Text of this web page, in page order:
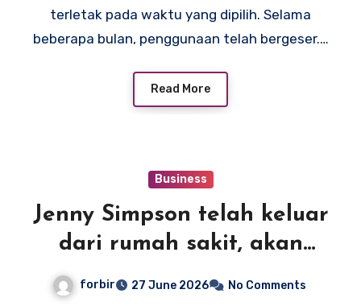
terletak pada waktu yang dipilih. Selama
beberapa bulan, penggunaan telah bergeser.…
Read More
Business
Jenny Simpson telah keluar
dari rumah sakit, akan
melanjutkan pemulihan di
forbir 27 June 2026 No Comments